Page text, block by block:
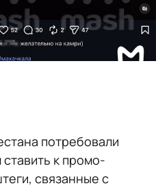
потребовали
к промо-
связанные с